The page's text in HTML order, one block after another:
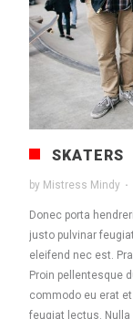
SKATERS
by Mistress Mindy ·
Donec porta
justo pulvinar
eleifend nec est.
Proin pellentesque
commodo eu erat
feugiat lectus.